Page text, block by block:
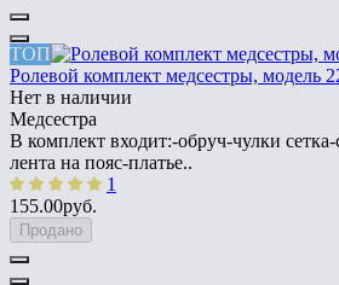
ТОП
Ролевой комплект медсестры, модель
Нет в наличии
Медсестра
В комплект входит:-обруч-чулки
лента на пояс-платье..
1
155.00руб.
Продано